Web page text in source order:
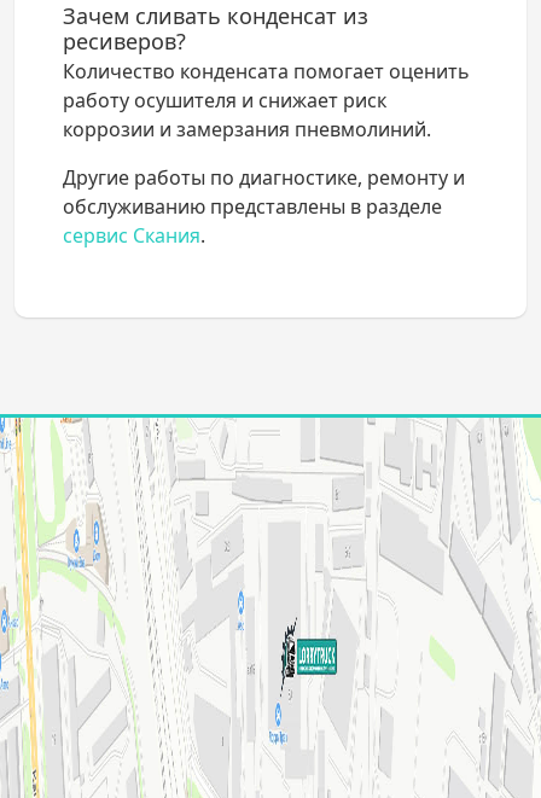
Зачем сливать конденсат из
ресиверов?
Количество конденсата помогает оценить
работу осушителя и снижает риск
коррозии и замерзания пневмолиний.
Другие работы по диагностике, ремонту и
обслуживанию представлены в разделе
сервис Скания.